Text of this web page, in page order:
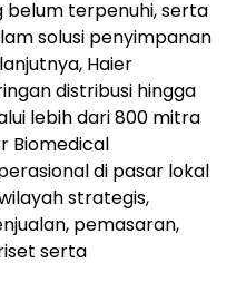
belum terpenuhi, serta
solusi penyimpanan
Haier
distribusi hingga
lebih dari 800 mitra
Biomedical
di pasar lokal
strategis,
pemasaran,
serta